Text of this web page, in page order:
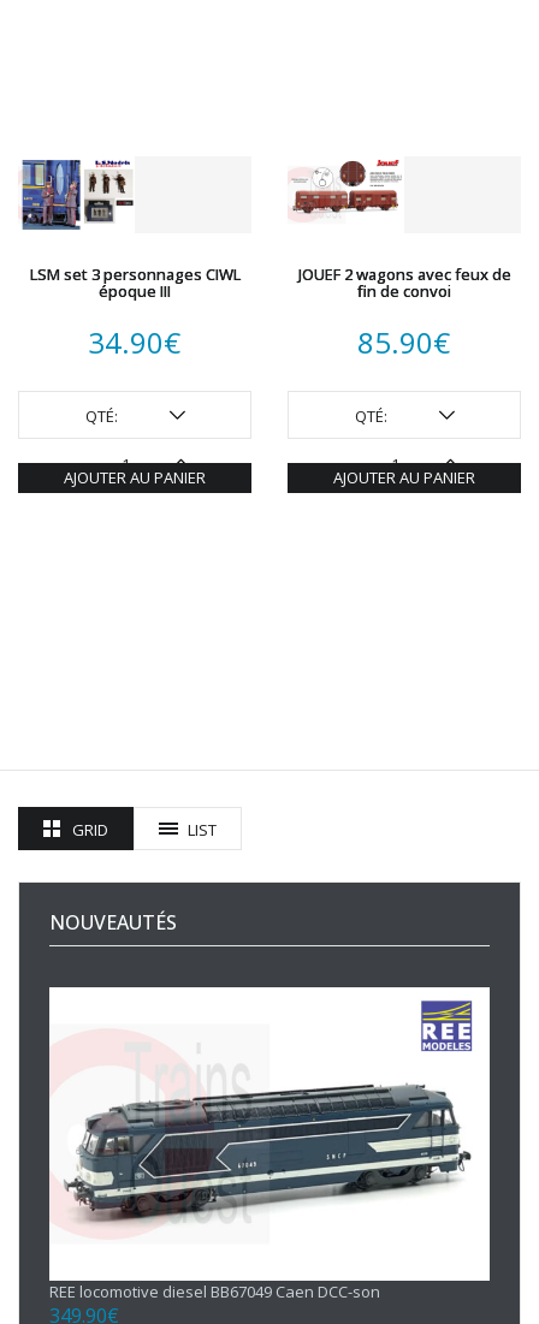
LSM set 3 personnages CIWL
époque III
34.90€
QTÉ:
AJOUTER AU PANIER
JOUEF 2 wagons avec feux de
fin de convoi
85.90€
QTÉ:
AJOUTER AU PANIER
GRID LIST
NOUVEAUTÉS
REE locomotive diesel BB67049 Caen DCC-son
349.90€